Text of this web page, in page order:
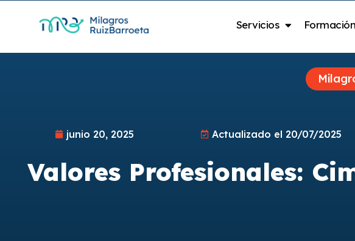
Servicios Formación
junio 20, 2025 Actualizado el 20/07/2025
Valores Profesionales: